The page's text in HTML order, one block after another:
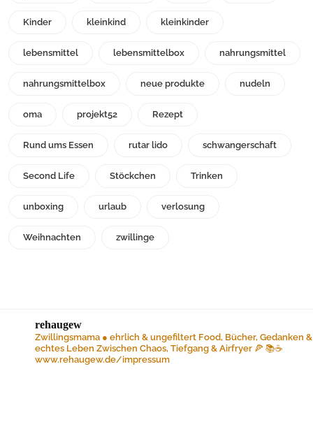
Kinder kleinkind kleinkinder
lebensmittel lebensmittelbox nahrungsmittel
nahrungsmittelbox neue produkte nudeln
oma projekt52 Rezept
Rund ums Essen rutar lido schwangerschaft
Second Life Stöckchen Trinken
unboxing urlaub verlosung
Weihnachten zwillinge
rehaugew
Zwillingsmama ● ehrlich & ungefiltert Food, Bücher, Gedanken &
echtes Leben Zwischen Chaos, Tiefgang & Airfryer 🍕 📚☕️
www.rehaugew.de/impressum